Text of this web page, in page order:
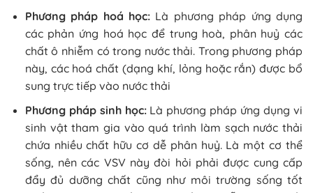
Phương pháp hoá học: Là phương pháp ứng dụng
các phản ứng hoá học để trung hoà, phân huỷ các
chất ô nhiễm có trong nước thải. Trong phương pháp
này, các hoá chất (dạng khí, lỏng hoặc rắn) được bổ
sung trực tiếp vào nước thải
Phương pháp sinh học:Là phương pháp ứng dụng vi
sinh vật tham gia vào quá trình làm sạch nước thải
chứa nhiều chất hữu cơ dễ phân huỷ. Là một cơ thể
sống, nên các VSV này đòi hỏi phải được cung cấp
đẩy đủ dưỡng chất cũng như môi trường sống tốt